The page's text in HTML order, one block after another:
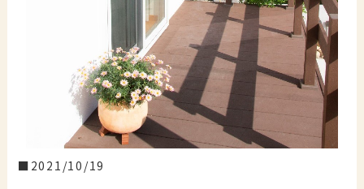
2021/10/19